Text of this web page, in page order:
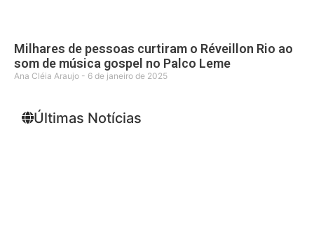
Milhares de pessoas curtiram o Réveillon Rio ao
som de música gospel no Palco Leme
Ana Cléia Araujo 6 de janeiro de 2025
Últimas Notícias